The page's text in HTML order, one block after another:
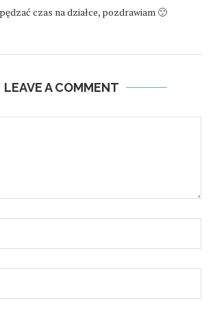
czas na działce, pozdrawiam 🙂
LEAVE A COMMENT